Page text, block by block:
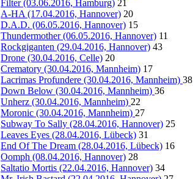
Filter (03.06.2016, Hamburg) 21
A-HA (17.04.2016, Hannover) 20
D.A.D. (06.05.2016, Hannover) 15
Thundermother (06.05.2016, Hannover) 11
Rockgiganten (29.04.2016, Hannover) 43
Drone (30.04.2016, Celle) 20
Crematory (30.04.2016, Mannheim) 17
Lacrimas Profundere (30.04.2016, Mannheim) 38
Down Below (30.04.2016, Mannheim) 36
Unherz (30.04.2016, Mannheim) 22
Moronic (30.04.2016, Mannheim) 27
Subway To Sally (28.04.2016, Hannover) 25
Leaves Eyes (28.04.2016, Lübeck) 31
End Of The Dream (28.04.2016, Lübeck) 16
Oomph (08.04.2016, Hannover) 28
Saltatio Mortis (22.04.2016, Hannover) 34